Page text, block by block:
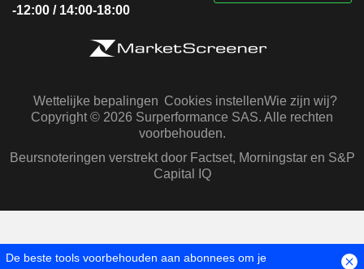
-12:00 / 14:00-18:00
Wettelijke bepalingen Cookies instellenWie zijn wij?
Copyright © 2026 Surperformance SAS. Alle rechten
voorbehouden.
Beursnoteringen verstrekt door Factset, Morningstar en S&P
Capital IQ
De beste tools voorbehouden aan abonnees om je